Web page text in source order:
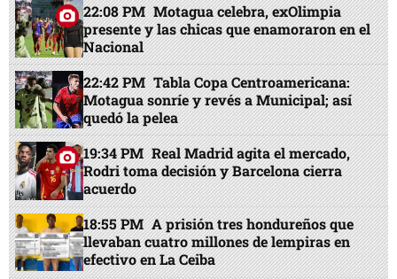
22:08 PM Motagua celebra, exOlimpia
presente y las chicas que enamoraron en el
Nacional
22:42 PM Tabla Copa Centroamericana:
Motagua sonríe y revés a Municipal; así
quedó la pelea
19:34 PM Real Madrid agita el mercado,
Rodri toma decisión y Barcelona cierra
acuerdo
18:55 PM A prisión tres hondureños que
llevaban cuatro millones de lempiras en
efectivo en La Ceiba